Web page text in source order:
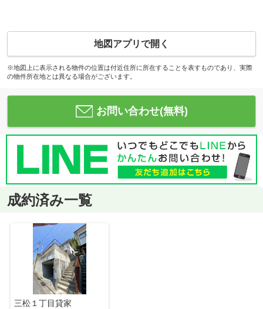
地図アプリで開く
※地図上に表示される物件の位置は付近住所に所在することを表すものであり、実際
の物件所在地とは異なる場合がございます。
お問い合わせ(無料)
成約済み一覧
三松１丁目貸家